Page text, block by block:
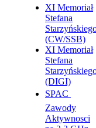
XI Memoriał
Stefana
(CW/SSB)
XI Memoriał
Stefana
(DIGI)
SPAC 
Zawody
Aktywnosci